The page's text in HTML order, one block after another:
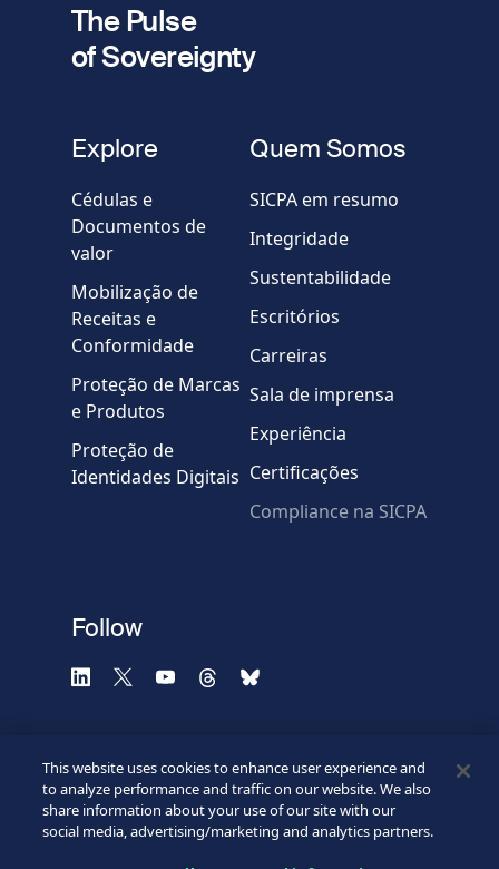
Country
Mensagem
* Campos obrigatórios
The Pulse
of Sovereignty
Explore
Cédulas e
Documentos de
valor
Mobilização de
Receitas e
Conformidade
Proteção de Marcas
e Produtos
Proteção de
Identidades Digitais
Quem Somos
SICPA em resumo
Integridade
Sustentabilidade
Escritórios
Carreiras
Sala de imprensa
Experiência
Certificações
Compliance na SICPA
Follow
This website uses cookies to enhance user experience and
to analyze performance and traffic on our website. We also
share information about your use of our site with our
social media, advertising/marketing and analytics partners.